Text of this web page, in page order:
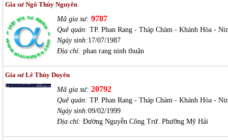
Gia sư Ngô Thùy Nguyên
Mã gia sư: 9787
Quê quán: TP. Phan Rang - Tháp Chàm - Khánh Hòa -
Ngày sinh:17/07/1987
Địa chỉ: phan rang ninh thuận
Gia sư Lê Thùy Duyên
Mã gia sư: 20792
Quê quán: TP. Phan Rang - Tháp Chàm - Khánh Hòa -
Ngày sinh:09/02/1999
Địa chỉ: Đường Nguyễn Công Trứ. Phưỡng Mỹ Hải